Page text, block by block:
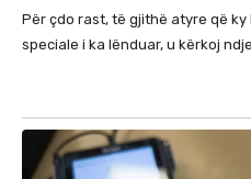
Për çdo rast, të gjithë atyre që
speciale i ka lënduar, u kërkoj